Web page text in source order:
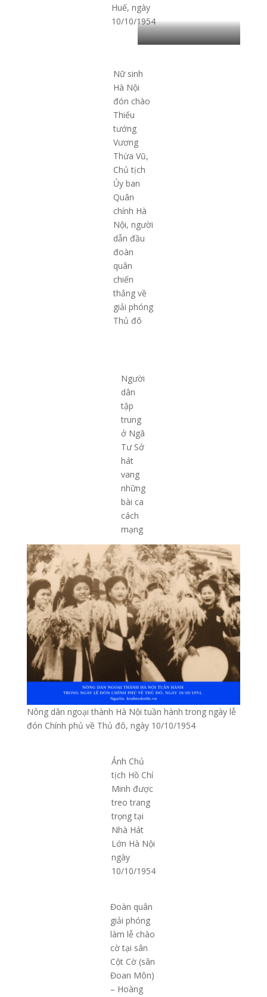
Huế, ngày
10/10/1954
Nhân dân Thủ đô vui mừng
Nữ sinh
Hà Nội
đón chào
Thiếu
tướng
Vương
Thừa Vũ,
Chủ tịch
Ủy ban
Quân
chính Hà
Nội, người
dẫn đầu
đoàn
quân
chiến
thắng về
giải phóng
Thủ đô
Người
dân
tập
trung
ở Ngã
Tư Sở
hát
vang
những
bài ca
cách
mạng
Nông dân ngoại thành Hà Nội tuần hành trong ngày lễ
đón Chính phủ về Thủ đô, ngày 10/10/1954
Ảnh Chủ
tịch Hồ Chí
Minh được
treo trang
trọng tại
Nhà Hát
Lớn Hà Nội
ngày
10/10/1954
Đoàn quân
giải phóng
làm lễ chào
cờ tại sân
Cột Cờ (sân
Đoan Môn)
– Hoàng